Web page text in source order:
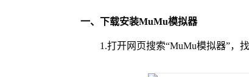
一、下载安装MuMu模拟器
1.打开网页搜索“MuMu模拟器”，